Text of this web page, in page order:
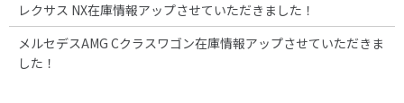
レクサス NX在庫情報アップさせていただきました！
メルセデスAMG Cクラスワゴン在庫情報アップさせていただきま
した！